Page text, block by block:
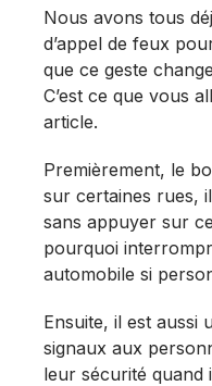
Nous avons tous
d’appel de feux
que ce geste
C’est ce que vous
article.
Premièrement, le
sur certaines rues,
sans appuyer sur
pourquoi
automobile si
Ensuite, il est aussi
signaux aux
leur sécurité quand